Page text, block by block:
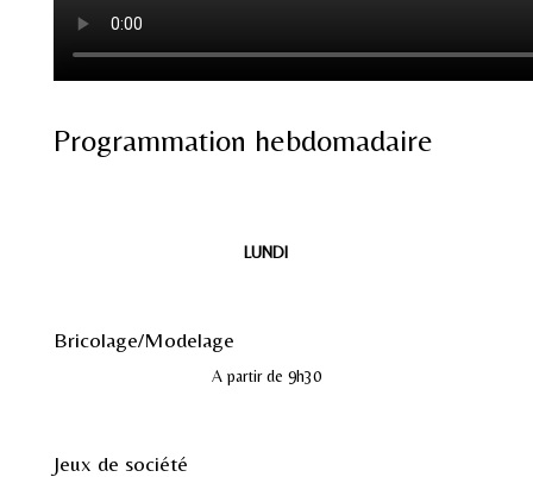
Programmation hebdomadaire
LUNDI
Bricolage/Modelage
A partir de 9h30
Jeux de société